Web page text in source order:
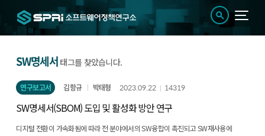
SW명세서 태그를 찾았습니다.
연구보고서 김항규 박태형 2023.09.22 14319
SW명세서(SBOM) 도입 및 활성화 방안 연구
디지털 전환이 가속화됨에 따라 전 분야에서의 SW융합이 촉진되고 SW재사용에